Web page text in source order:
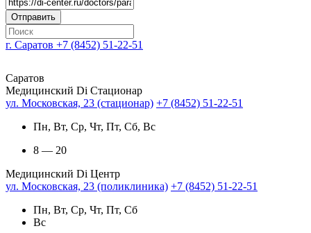
г. Саратов +7 (8452) 51-22-51
Саратов
Медицинский Di Стационар
ул. Московская, 23 (стационар) +7 (8452) 51-22-51
Пн, Вт, Ср, Чт, Пт, Сб, Вс
8 — 20
Медицинский Di Центр
ул. Московская, 23 (поликлиника) +7 (8452) 51-22-51
Пн, Вт, Ср, Чт, Пт, Сб
Вс